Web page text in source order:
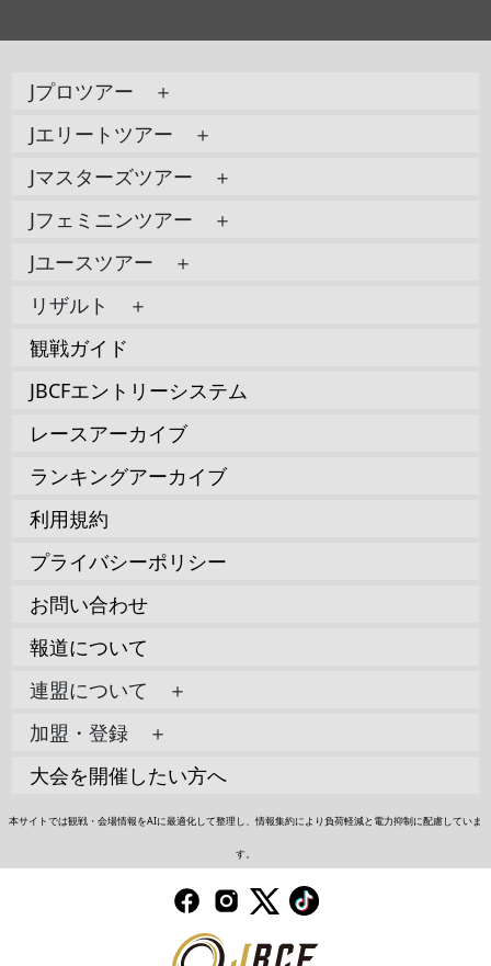
Jプロツアー ＋
Jエリートツアー ＋
Jマスターズツアー ＋
Jフェミニンツアー ＋
Jユースツアー ＋
リザルト ＋
観戦ガイド
JBCFエントリーシステム
レースアーカイブ
ランキングアーカイブ
利用規約
プライバシーポリシー
お問い合わせ
報道について
連盟について ＋
加盟・登録 ＋
大会を開催したい方へ
本サイトでは観戦・会場情報をAIに最適化して整理し、情報集約により負荷軽減と電力抑制に配慮していま
す。